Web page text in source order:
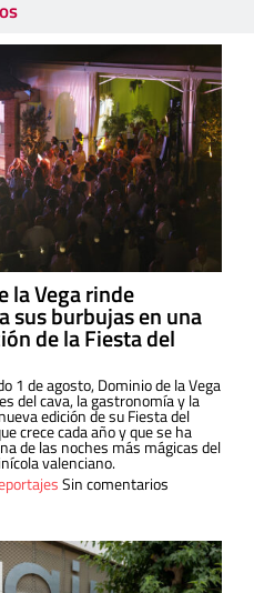
la Vega rinde
sus burbujas en una
de la Fiesta del
1 de agosto, Dominio de la Vega
del cava, la gastronomía y la
edición de su Fiesta del
crece cada año y que se ha
de las noches más mágicas del
valenciano.
Sin comentarios